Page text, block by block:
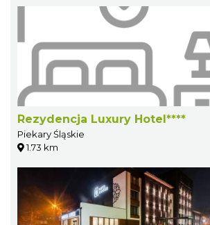
Rezydencja Luxury Hotel****
Piekary Śląskie
1.73 km